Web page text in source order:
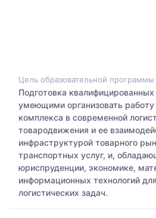
Цель образовательной программы
Подготовка квалифицированных
умеющими организовать работу
комплекса в современной
товародвижения и ее
инфраструктурой товарного
транспортных услуг, и,
юриспруденции, экономике,
информационных технологий
логистических задач.